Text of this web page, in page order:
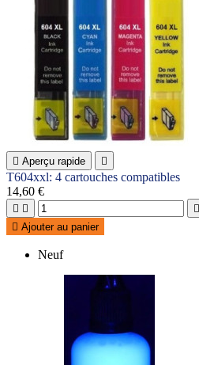
 Aperçu rapide 
T604xxl: 4 cartouches compatibles
14,60 €
  
 Ajouter au panier
Neuf